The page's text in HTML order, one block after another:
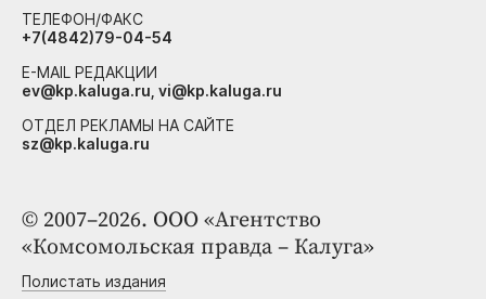
© 2007–2026. ООО «Агентство
«Комсомольская правда – Калуга»
Полистать издания
ТЕЛЕФОН/ФАКС
+7(4842)79-04-54
E-MAIL РЕДАКЦИИ
ev@kp.kaluga.ru, vi@kp.kaluga.ru
ОТДЕЛ РЕКЛАМЫ НА САЙТЕ
sz@kp.kaluga.ru